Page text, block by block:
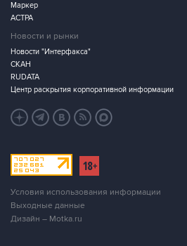
Маркер
АСТРА
Новости и рынки
Новости "Интерфакса"
СКАН
RUDATA
Центр раскрытия корпоративной информации
Условия использования информации
Выходные данные
Дизайн – Motka.ru